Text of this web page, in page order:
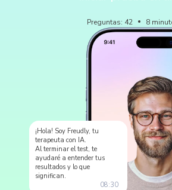
Preguntas: 42 8
¡Hola! Soy Freudly, tu
terapeuta con IA.
Al terminar el test, te
ayudaré a entender tus
resultados y lo que
significan.
08:30